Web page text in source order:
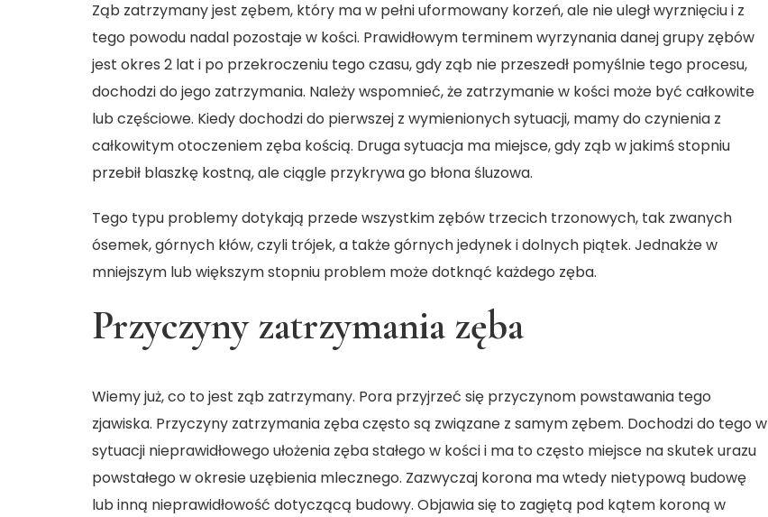
Ząb zatrzymany jest zębem, który ma w pełni uformowany korzeń, ale nie uległ wyrznięciu i z
tego powodu nadal pozostaje w kości. Prawidłowym terminem wyrzynania danej grupy zębów
jest okres 2 lat i po przekroczeniu tego czasu, gdy ząb nie przeszedł pomyślnie tego procesu,
dochodzi do jego zatrzymania. Należy wspomnieć, że zatrzymanie w kości może być całkowite
lub częściowe. Kiedy dochodzi do pierwszej z wymienionych sytuacji, mamy do czynienia z
całkowitym otoczeniem zęba kością. Druga sytuacja ma miejsce, gdy ząb w jakimś stopniu
przebił blaszkę kostną, ale ciągle przykrywa go błona śluzowa.
Tego typu problemy dotykają przede wszystkim zębów trzecich trzonowych, tak zwanych
ósemek, górnych kłów, czyli trójek, a także górnych jedynek i dolnych piątek. Jednakże w
mniejszym lub większym stopniu problem może dotknąć każdego zęba.
Przyczyny zatrzymania zęba
Wiemy już,co to jest ząb zatrzymany. Pora przyjrzeć się przyczynom powstawania tego
zjawiska. Przyczyny zatrzymania zęba często są związane z samym zębem. Dochodzi do tego w
sytuacji nieprawidłowego ułożenia zęba stałego w kości i ma to często miejsce na skutek urazu
powstałego w okresie uzębienia mlecznego. Zazwyczaj korona ma wtedy nietypową budowę
lub inną nieprawidłowość dotyczącą budowy. Objawia się to zagiętą pod kątem koroną w